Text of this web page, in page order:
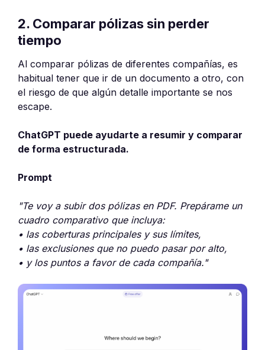
2. Comparar pólizas sin perder
tiempo
Al comparar pólizas de diferentes compañías, es
habitual tener que ir de un documento a otro, con
el riesgo de que algún detalle importante se nos
escape.
ChatGPT puede ayudarte a resumir y comparar
de forma estructurada.
Prompt
"Te voy a subir dos pólizas en PDF. Prepárame un
cuadro comparativo que incluya:
• las coberturas principales y sus límites,
• las exclusiones que no puedo pasar por alto,
• y los puntos a favor de cada compañía."